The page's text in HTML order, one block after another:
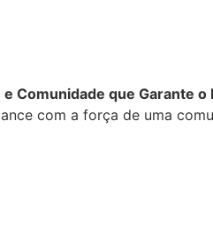
Comunidade que Garante o
com a força de uma